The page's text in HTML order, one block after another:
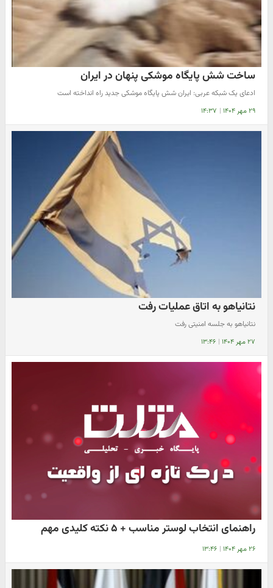
ساخت شش پایگاه موشکی پنهان در ایران
ادعای یک شبکه عربی: ایران شش پایگاه موشکی جدید راه انداخته است
۲۹ مهر ۱۴۰۴ | ۱۴:۳۷
نتانیاهو به اتاق عملیات رفت
نتانیاهو به جلسه امنیتی رفت
۲۷ مهر ۱۴۰۴ | ۱۳:۴۶
راهنمای انتخاب لوستر مناسب + ۵ نکته کلیدی مهم
۲۶ مهر ۱۴۰۴ | ۱۳:۴۶